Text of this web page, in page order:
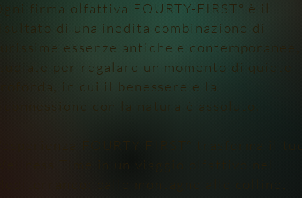
Ogni firma olfattiva FOURTY-FIRST° è il
risultato di una inedita combinazione di
purissime essenze antiche e contemporanee,
studiate per regalare un momento di quiete
profonda, in cui il benessere e la
riconnessione con la natura è assoluto.